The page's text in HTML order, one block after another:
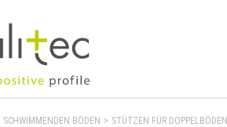
BÖDEN > STÜTZEN FÜR DOPPELBÖDEN